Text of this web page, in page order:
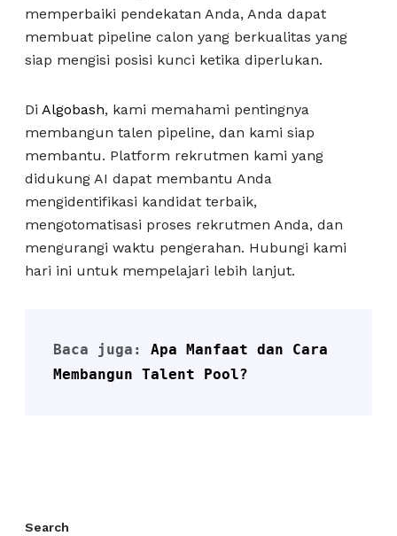
memperbaiki pendekatan Anda, Anda dapat
membuat pipeline calon yang berkualitas yang
siap mengisi posisi kunci ketika diperlukan.
Di Algobash, kami memahami pentingnya
membangun talen pipeline, dan kami siap
membantu. Platform rekrutmen kami yang
didukung AI dapat membantu Anda
mengidentifikasi kandidat terbaik,
mengotomatisasi proses rekrutmen Anda, dan
mengurangi waktu pengerahan. Hubungi kami
hari ini untuk mempelajari lebih lanjut.
Baca juga: Apa Manfaat dan Cara
Membangun Talent Pool?
Search